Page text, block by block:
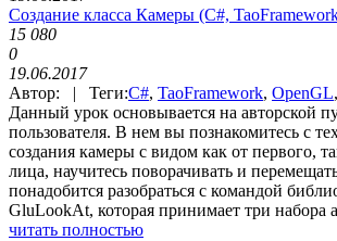
Создание класса Камеры (C#,
15 080
0
19.06.2017
Автор: | Теги:C#, TaoFramework, OpenGL,
Данный урок основывается на авторской
пользователя. В нем вы познакомитесь с
создания камеры с видом как от первого,
лица, научитесь поворачивать и
понадобится разобраться с командой
GluLookAt, которая принимает три набора
читать полностью